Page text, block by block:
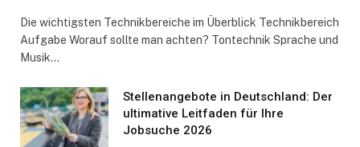
Die wichtigsten Technikbereiche im Überblick Technikbereich
Aufgabe Worauf sollte man achten? Tontechnik Sprache und
Musik…
Stellenangebote in Deutschland: Der
ultimative Leitfaden für Ihre
Jobsuche 2026